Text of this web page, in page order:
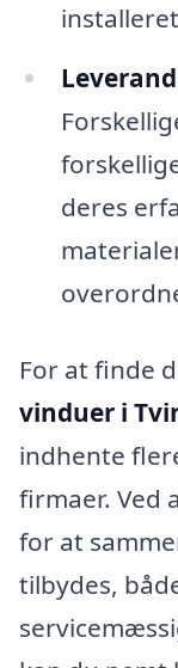
deres
For at finde
vinduer i
indhente
firmaer. Ved
for at
tilbydes,